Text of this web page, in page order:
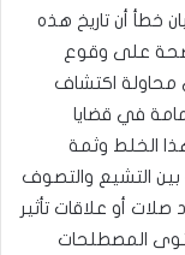
خطأ أن تاريخ هذه
على وقوع
محاولة اكتشاف
في قضايا
الخلط وثمة
التشيع والتصوف
أو علاقات تأثير
المصطلحات